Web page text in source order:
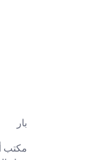
بار
مكتب